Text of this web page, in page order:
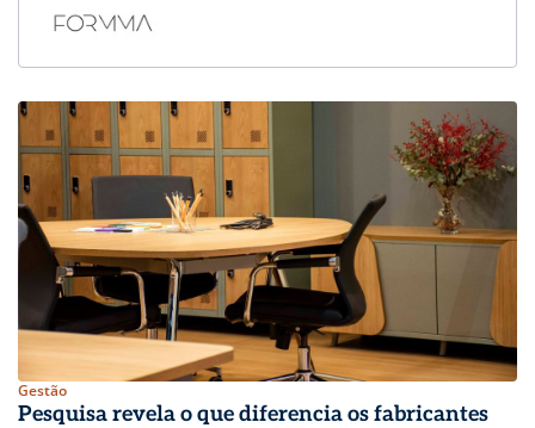
Gestão
Pesquisa revela o que diferencia os fabricantes